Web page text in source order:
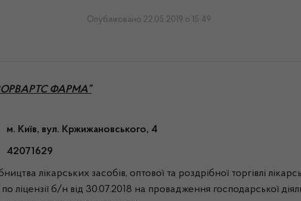
Опубліковано 22.05.2019 о 15:49
“ВОРВАРТС ФАРМА”
м. Київ, вул. Кржижановського, 4
42071629
лікарських засобів, оптової та роздрібної торгівлі
ліцензії б/н від 30.07.2018 на провадження господарської